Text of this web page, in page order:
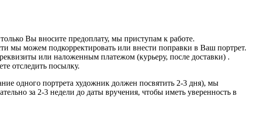
Вы вносите предоплату, мы приступам к работе.
мы можем подкорректировать или внести поправки в Ваш портрет.
или наложенным платежом (курьеру, после доставки) .
отследить посылку.
одного портрета художник должен посвятить 2-3 дня), мы
за 2-3 недели до даты вручения, чтобы иметь уверенность в